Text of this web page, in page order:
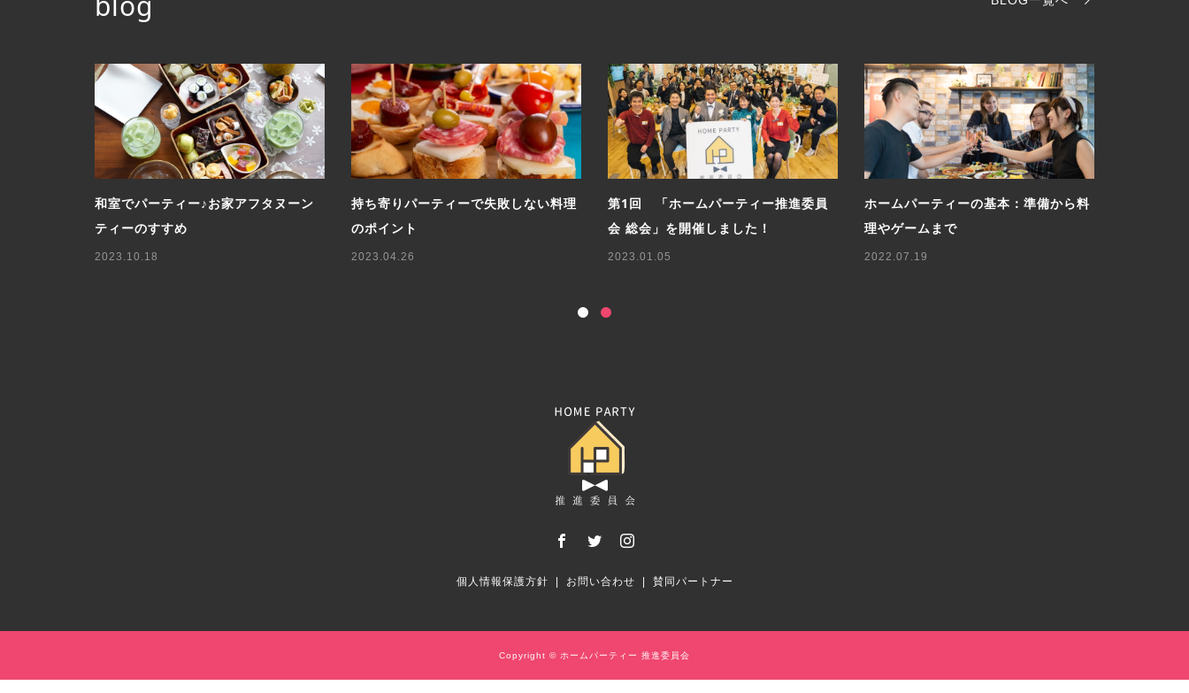
和室でパーティー♪お家アフタヌーン
ティーのすすめ
2023.10.18
持ち寄りパーティーで失敗しない料理
のポイント
2023.04.26
第1回 「ホームパーティー推進委員
会 総会」を開催しました！
2023.01.05
ホームパーティーの基本：準備から料
理やゲームまで
2022.07.19
個人情報保護方針 お問い合わせ 賛同パートナー
Copyright © ホームパーティー 推進委員会